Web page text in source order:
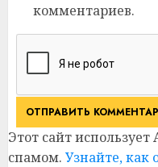
комментариев.
Этот сайт
спамом. Узнайте, как